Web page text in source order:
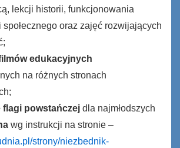
lekcji historii, funkcjonowania
społecznego oraz zajęć rozwijających
edukacyjnych
na różnych stronach
flagi powstańczej dla najmłodszych
wg instrukcji na stronie –
strony/niezbednik-